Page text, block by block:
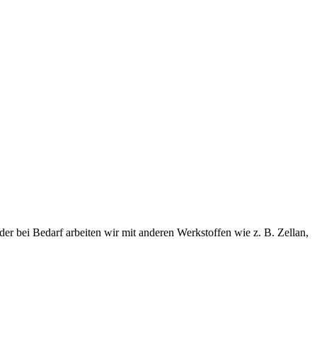
bei Bedarf arbeiten wir mit anderen Werkstoffen wie z. B. Zellan,